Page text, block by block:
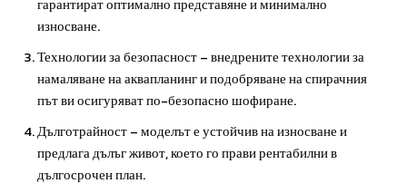
износване.
Технологии за безопасност – внедрените технологии за
намаляване на аквапланинг и подобряване на спирачния
път ви осигуряват по-безопасно шофиране.
Дълготрайност – моделът е устойчив на износване и
предлага дълъг живот, което го прави рентабилни в
дългосрочен план.